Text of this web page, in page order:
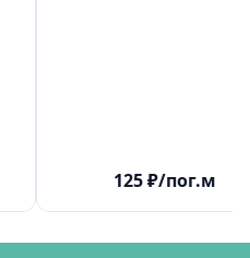
125₽/пог.м